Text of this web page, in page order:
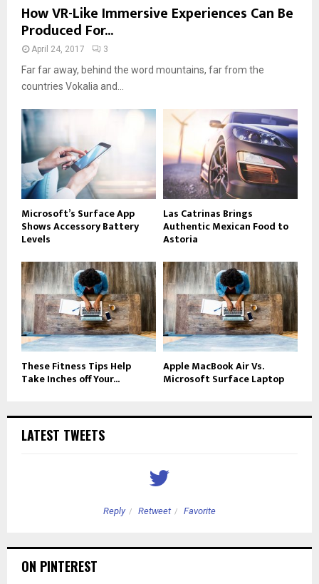
How VR-Like Immersive Experiences Can Be
Produced For...
April 24, 2017 3
Far far away, behind the word mountains, far from the
countries Vokalia and...
Microsoft’s Surface App
Shows Accessory Battery
Levels
Las Catrinas Brings
Authentic Mexican Food to
Astoria
These Fitness Tips Help
Take Inches off Your...
Apple MacBook Air Vs.
Microsoft Surface Laptop
LATEST TWEETS
Reply Retweet Favorite
ON PINTEREST